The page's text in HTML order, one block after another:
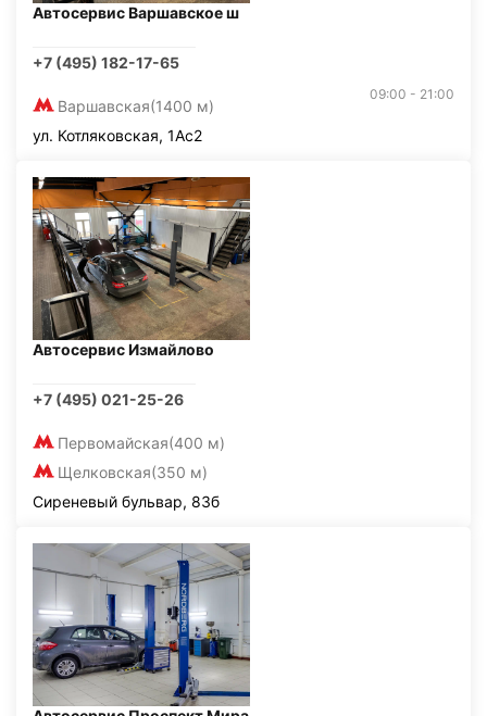
Автосервис Варшавское ш
+7 (495) 182-17-65
Варшавская(1400 м)
09:00 - 21:00
ул. Котляковская, 1Ас2
Автосервис Измайлово
+7 (495) 021-25-26
Первомайская(400 м)
Щелковская(350 м)
Сиреневый бульвар, 83б